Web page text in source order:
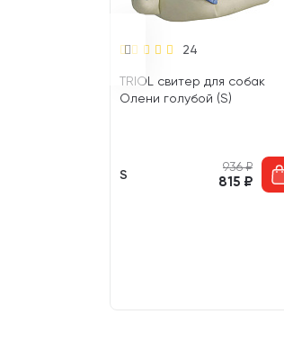
24
TRIOL свитер для собак
Олени голубой (S)
S
936₽
815 ₽